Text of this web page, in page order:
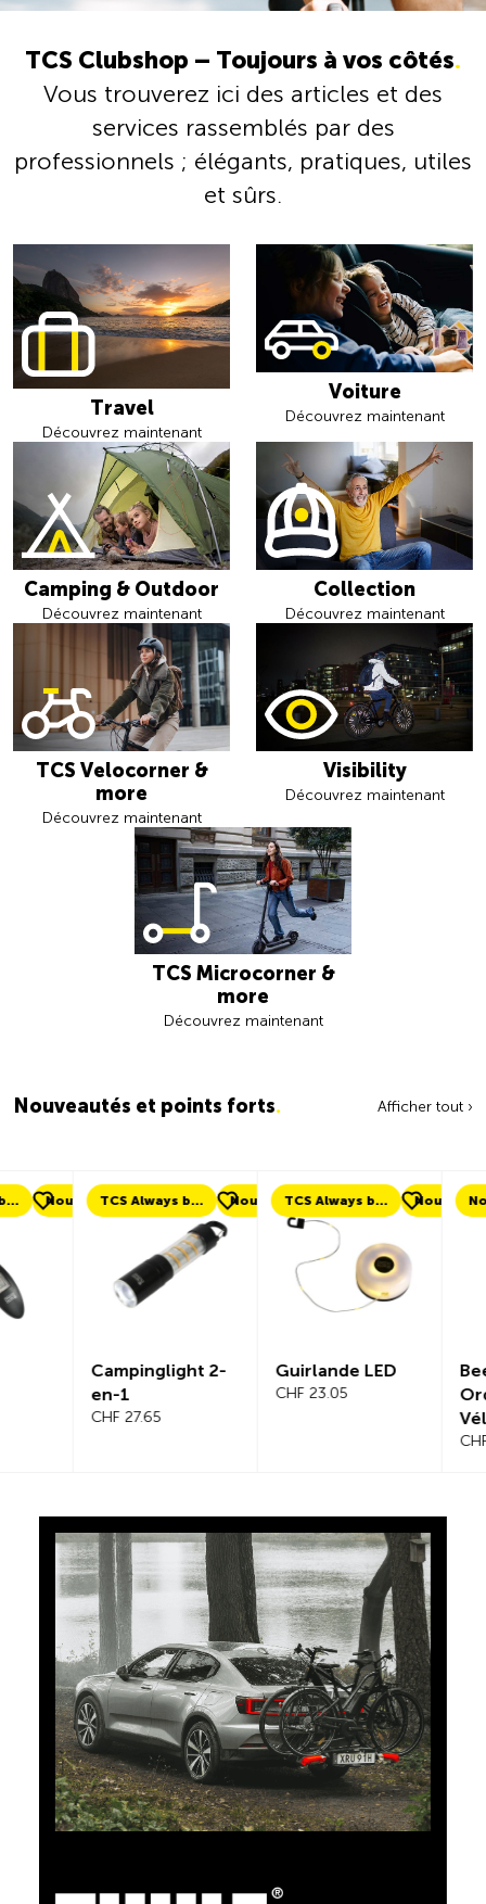
TCS Clubshop – Toujours à vos côtés.
Vous trouverez ici des articles et des
services rassemblés par des
professionnels ; élégants, pratiques, utiles
et sûrs.
Travel
Découvrez maintenant
Voiture
Découvrez maintenant
Camping & Outdoor
Découvrez maintenant
Collection
Découvrez maintenant
TCS Velocorner &
more
Découvrez maintenant
Visibility
Découvrez maintenant
TCS Microcorner &
more
Découvrez maintenant
Nouveautés et points forts. Afficher tout ›
TCS Always by my side Nouveau
Campinglight 2-
CHF 27.65
TCS Always by my side Nouveau
Guirlande LED
CHF 23.05
Nouveau
Beeline
Vélo
Complet
CHF 101.65
5 % de cashback
TCS, et recevez automatiquement 5 % de cashback.
La TCS Member Mastercard est à la fois carte de